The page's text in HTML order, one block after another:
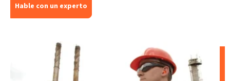
Hable con un experto